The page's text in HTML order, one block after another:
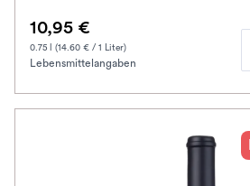
10,95 €
0.75 l (14.60 € / 1 Liter)
Lebensmittelangaben